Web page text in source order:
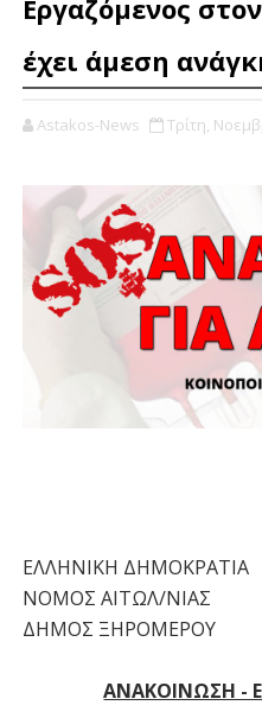
Εργαζόμενος
έχει άμεση
Astakos-News Τρίτη,
ΕΛΛΗΝΙΚΗ ΔΗΜΟΚΡΑΤΙΑ
ΝΟΜΟΣ ΑΙΤΩΛ/ΝΙΑΣ
ΔΗΜΟΣ ΞΗΡΟΜΕΡΟΥ
ΑΝΑΚΟΙΝΩΣΗ -